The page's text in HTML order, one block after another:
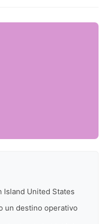
Island United States
un destino operativo